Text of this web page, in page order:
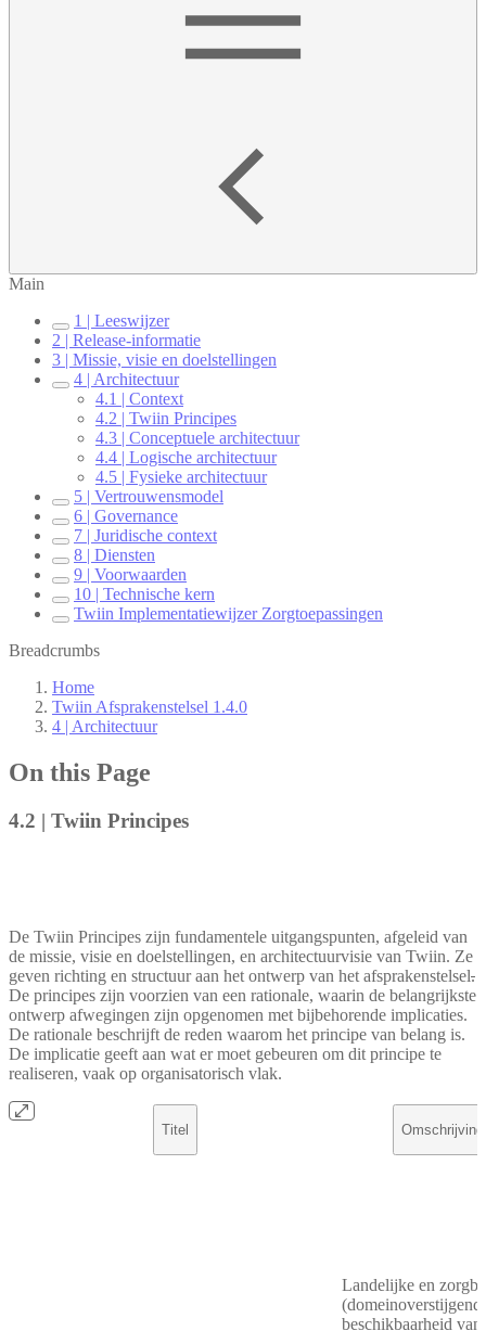
Main
1 | Leeswijzer
2 | Release-informatie
3 | Missie, visie en doelstellingen
4 | Architectuur
4.1 | Context
4.2 | Twiin Principes
4.3 | Conceptuele architectuur
4.4 | Logische architectuur
4.5 | Fysieke architectuur
5 | Vertrouwensmodel
6 | Governance
7 | Juridische context
8 | Diensten
9 | Voorwaarden
10 | Technische kern
Twiin Implementatiewijzer Zorgtoepassingen
Breadcrumbs
Home
Twiin Afsprakenstelsel 1.4.0
4 | Architectuur
On this Page
4.2 | Twiin Principes
De Twiin Principes zijn fundamentele uitgangspunten, afgeleid van
de missie, visie en doelstellingen, en architectuurvisie van Twiin. Ze
geven richting en structuur aan het ontwerp van het afsprakenstelsel.
De principes zijn voorzien van een rationale, waarin de belangrijkste
ontwerp afwegingen zijn opgenomen met bijbehorende implicaties.
De rationale beschrijft de reden waarom het principe van belang is.
De implicatie geeft aan wat er moet gebeuren om dit principe te
realiseren, vaak op organisatorisch vlak.
Titel Omschrijving
Landelijke en
beschikbaarheid van